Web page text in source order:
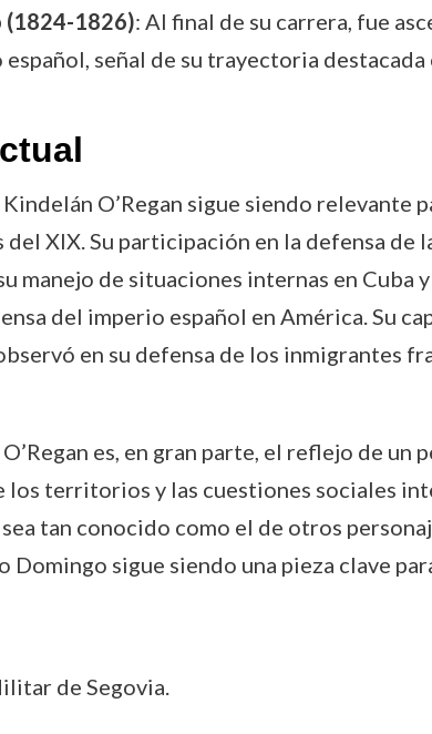
(1824-1826): Al final de su carrera, fue
señal de su trayectoria destacada
O’Regan sigue siendo
XIX. Su participación en la defensa
manejo de situaciones internas en
del imperio español en América. Su
en su defensa de los inmigrantes
es, en gran parte, el reflejo de
los territorios y las cuestiones sociales
tan conocido como el de otros
Domingo sigue siendo una pieza clave
de Segovia.